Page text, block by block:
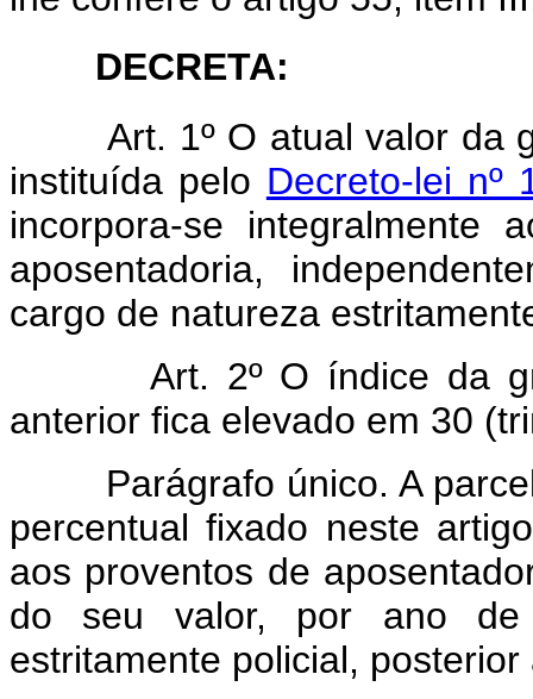
DECRETA:
Art. 1º O atual valor da
instituída pelo Decreto-lei nº
incorpora-se integralmente
aposentadoria,
cargo de natureza
Art. 2º O índice da
anterior fica elevado em 30
Parágrafo único. A
percentual fixado neste
aos proventos de
do seu valor, por ano de
estritamente policial,